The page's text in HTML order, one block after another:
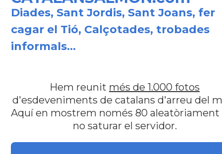
Diades, Sant Jordis, Sant Joans, fer
cagar el Tió, Calçotades, trobades
informals...
Hem reunit més de 1.000 fotos
d'esdeveniments de catalans d'arreu del
Aquí en mostrem només 80 aleatòriament
no saturar el servidor.